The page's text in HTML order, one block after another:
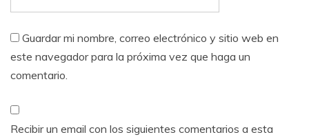
Guardar mi nombre, correo electrónico y sitio web en
este navegador para la próxima vez que haga un
comentario.
Recibir un email con los siguientes comentarios a esta